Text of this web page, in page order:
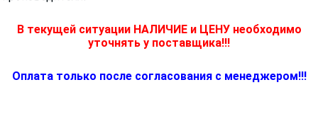
В текущей ситуации НАЛИЧИЕ и ЦЕНУ необходимо
уточнять у поставщика!!!
Оплата только после согласования с менеджером!!!